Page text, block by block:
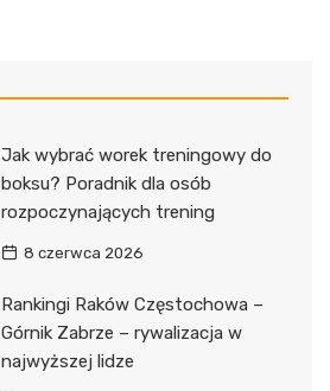
Jak wybrać worek treningowy do
boksu? Poradnik dla osób
rozpoczynających trening
8 czerwca 2026
Rankingi Raków Częstochowa –
Górnik Zabrze – rywalizacja w
najwyższej lidze